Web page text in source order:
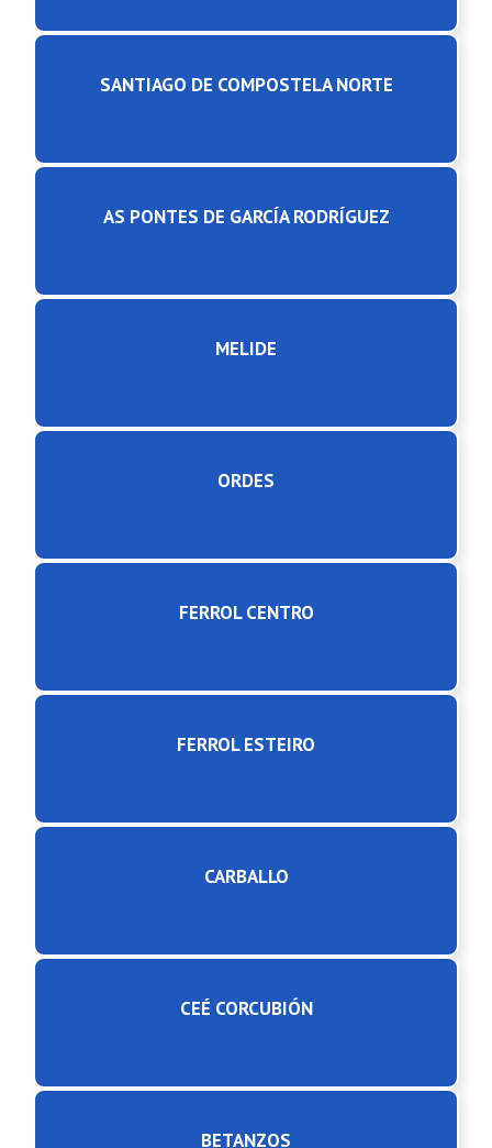
SANTIAGO DE COMPOSTELA NORTE
AS PONTES DE GARCÍA RODRÍGUEZ
MELIDE
ORDES
FERROL CENTRO
FERROL ESTEIRO
CARBALLO
CEÉ CORCUBIÓN
BETANZOS